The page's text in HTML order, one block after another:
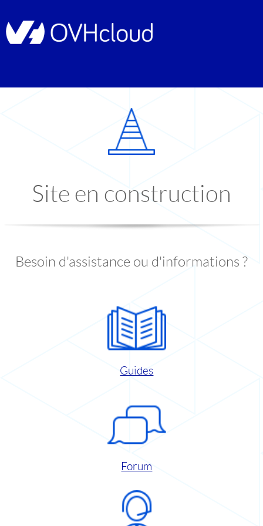
Site en construction
Besoin d'assistance ou d'informations ?
Guides
Forum